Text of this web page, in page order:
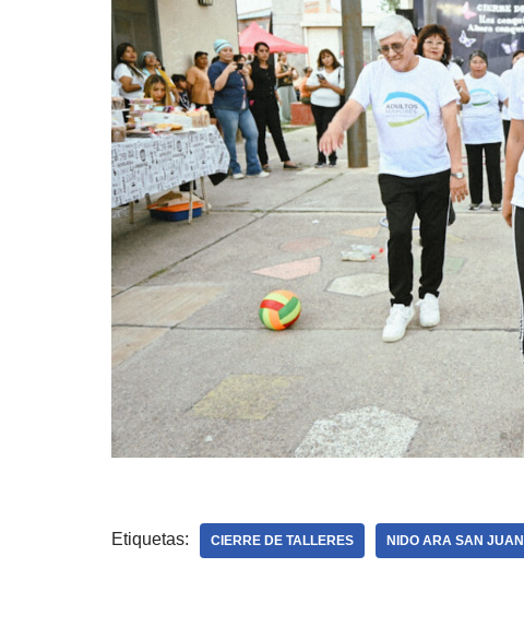
Etiquetas: CIERRE DE TALLERES NIDO ARA SAN JUAN